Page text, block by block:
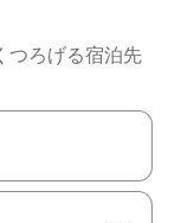
つろげる宿泊先
を使って移動するか